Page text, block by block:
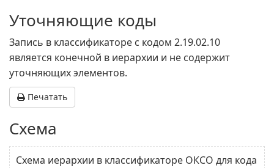
Уточняющие коды
Запись в классификаторе с кодом 2.19.02.10
является конечной в иерархии и не содержит
уточняющих элементов.
Печатать
Схема
Схема иерархии в классификаторе ОКСО для кода